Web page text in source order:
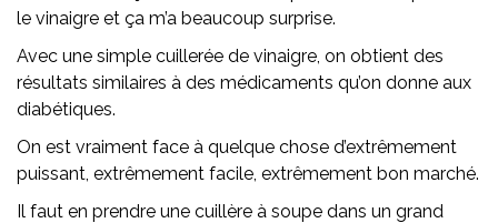
le vinaigre et ça m’a beaucoup surprise.
Avec une simple cuillerée de vinaigre, on obtient des
résultats similaires à des médicaments qu’on donne aux
diabétiques.
On est vraiment face à quelque chose d’extrêmement
puissant, extrêmement facile, extrêmement bon marché.
Il faut en prendre une cuillère à soupe dans un grand